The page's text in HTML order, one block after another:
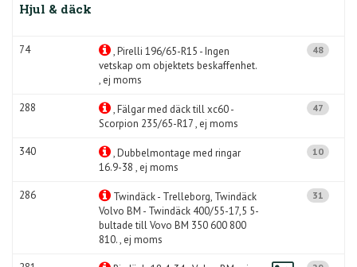
Hjul & däck
74
, Pirelli 196/65-R15 - Ingen
vetskap om objektets beskaffenhet.
, ej moms
48
288
, Fälgar med däck till xc60 -
Scorpion 235/65-R17 , ej moms
47
340
, Dubbelmontage med ringar
16.9-38 , ej moms
10
286
Twindäck - Trelleborg, Twindäck
Volvo BM - Twindäck 400/55-17,5 5-
bultade till Vovo BM 350 600 800
810. , ej moms
31